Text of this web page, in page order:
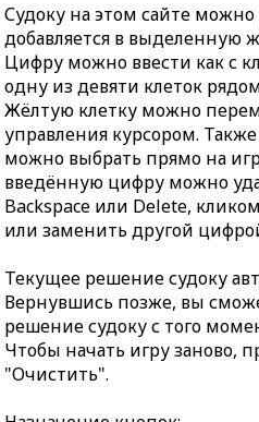
Судоку на этом сайте
добавляется в выделенную
Цифру можно ввести как с
одну из девяти клеток
Жёлтую клетку можно
управления курсором.
можно выбрать прямо на
введённую цифру можно
Backspace или Delete,
или заменить другой
Текущее решение судоку
Вернувшись позже, вы
решение судоку с того
Чтобы начать игру заново,
"Очистить".